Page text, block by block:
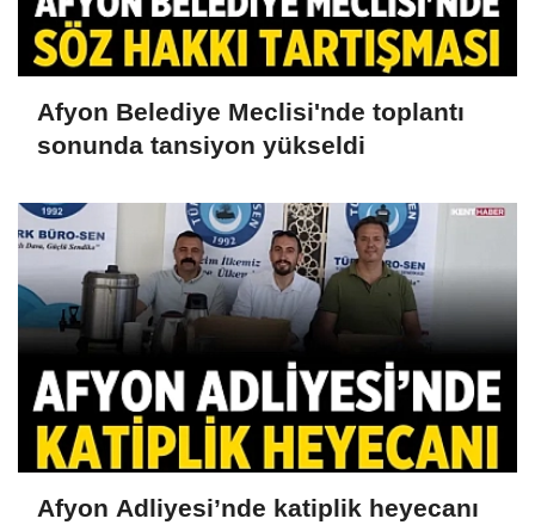
Afyon Belediye Meclisi'nde toplantı
sonunda tansiyon yükseldi
Afyon Adliyesi’nde katiplik heyecanı